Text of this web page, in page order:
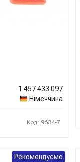
1 457 433 097
Німеччина
Код: 9634-7
Рекомендуємо